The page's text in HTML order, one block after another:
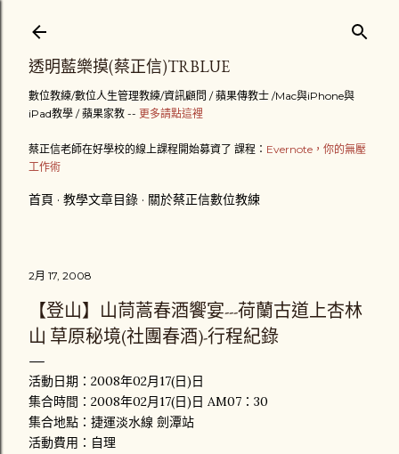
透明藍樂摸(蔡正信)TRBLUE
數位教練/數位人生管理教練/資訊顧問 / 蘋果傳教士 /Mac與iPhone與
iPad教學 / 蘋果家教 -- 更多請點這裡
蔡正信老師在好學校的線上課程開始募資了 課程： Evernote，你的無壓
工作術
首頁 教學文章目錄 關於蔡正信數位教練
2月 17, 2008
【登山】山茼蒿春酒饗宴---荷蘭古道上杏林
山 草原秘境(社團春酒)-行程紀錄
活動日期：2008年02月17(日)日
集合時間：2008年02月17(日)日 AM07：30
集合地點：捷運淡水線 劍潭站
活動費用：自理